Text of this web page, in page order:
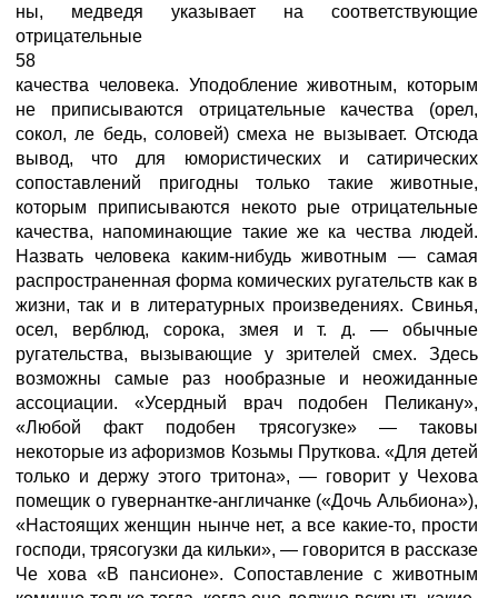
ны, медведя указывает на соответствующие
отрицательные
58
качества человека. Уподобление животным, которым
не приписываются отрицательные качества (орел,
сокол, ле бедь, соловей) смеха не вызывает. Отсюда
вывод, что для юмористических и сатирических
сопоставлений пригодны только такие животные,
которым приписываются некото рые отрицательные
качества, напоминающие такие же ка чества людей.
Назвать человека каким-нибудь животным — самая
распространенная форма комических ругательств как в
жизни, так и в литературных произведениях. Свинья,
осел, верблюд, сорока, змея и т. д. — обычные
ругательства, вызывающие у зрителей смех. Здесь
возможны самые раз нообразные и неожиданные
ассоциации. «Усердный врач подобен Пеликану»,
«Любой факт подобен трясогузке» — таковы
некоторые из афоризмов Козьмы Пруткова. «Для детей
только и держу этого тритона», — говорит у Чехова
помещик о гувернантке-англичанке («Дочь Альбиона»),
«Настоящих женщин нынче нет, а все какие-то, прости
господи, трясогузки да кильки», — говорится в рассказе
Че хова «В пансионе». Сопоставление с животным